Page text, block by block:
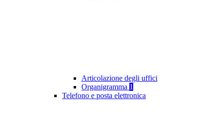
Articolazione degli uffici
Organigramma 1
Telefono e posta elettronica